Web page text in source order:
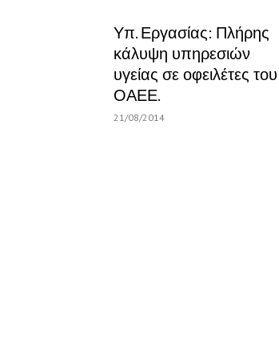
Υπ. Εργασίας: Πλήρης
κάλυψη υπηρεσιών
υγείας σε οφειλέτες του
ΟΑΕΕ.
21/08/2014